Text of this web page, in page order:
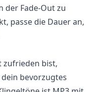
der Fade-Out zu
passe die Dauer an,
zufrieden bist,
bevorzugtes